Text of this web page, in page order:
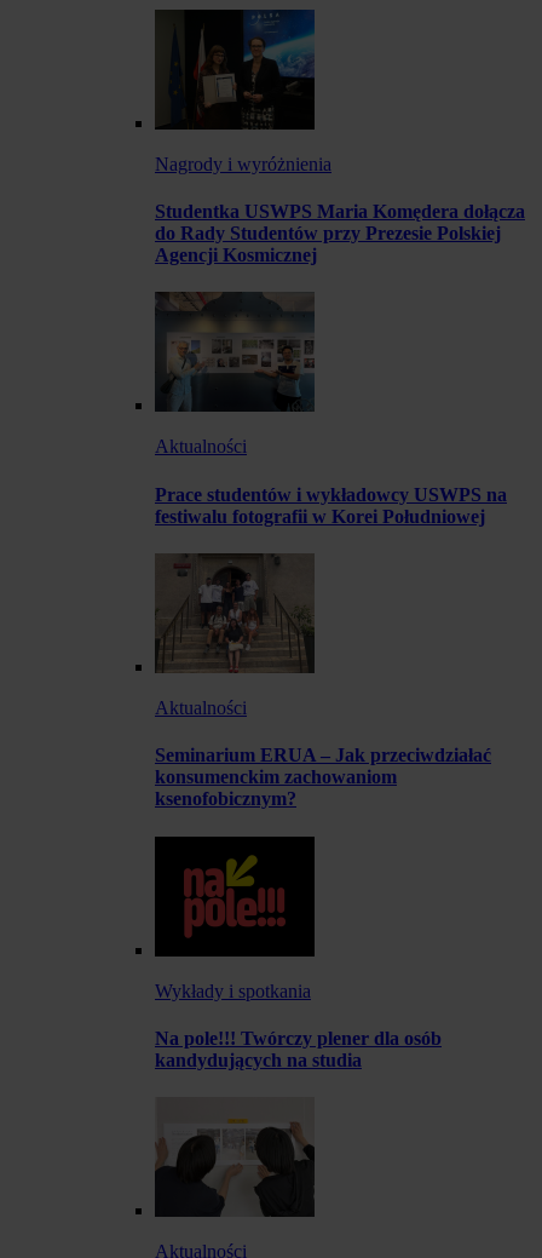
Nagrody i wyróżnienia
Studentka USWPS Maria Komędera dołącza
do Rady Studentów przy Prezesie Polskiej
Agencji Kosmicznej
Aktualności
Prace studentów i wykładowcy USWPS na
festiwalu fotografii w Korei Południowej
Aktualności
Seminarium ERUA – Jak przeciwdziałać
konsumenckim zachowaniom
ksenofobicznym?
Wykłady i spotkania
Na pole!!! Twórczy plener dla osób
kandydujących na studia
Aktualności